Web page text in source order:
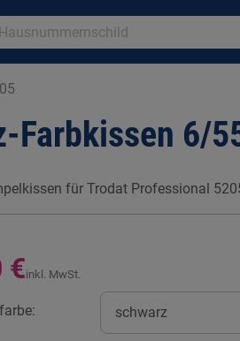
Farbkissen 6/
für Trodat Professional
€inkl. MwSt.